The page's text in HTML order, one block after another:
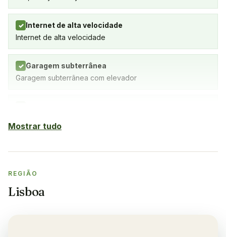
✓ Internet de alta velocidade
Internet de alta velocidade
✓ Garagem subterrânea
Garagem subterrânea com elevador
✓
Sauna
Mostrar tudo
REGIÃO
Lisboa